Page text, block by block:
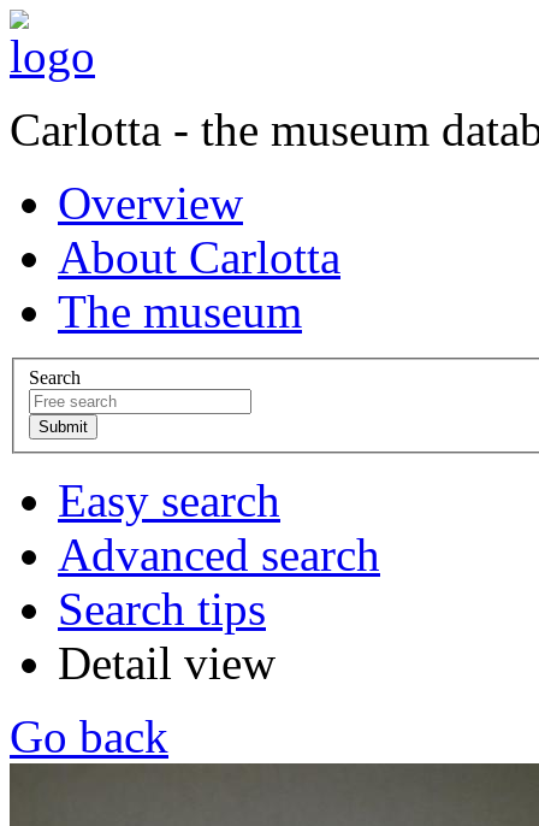
Carlotta - the museum
Overview
About Carlotta
The museum
Search
Easy search
Advanced search
Search tips
Detail view
Go back